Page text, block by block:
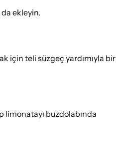
da ekleyin.
için teli süzgeç yardımıyla bir
limonatayı buzdolabında